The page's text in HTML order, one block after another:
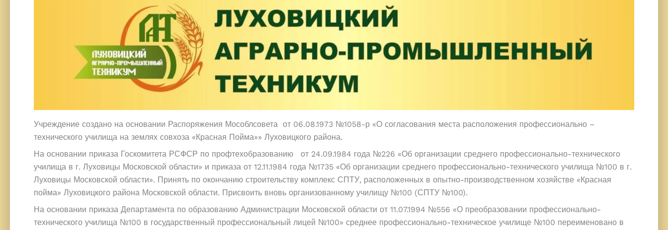
Учреждение создано на основании Распоряжения Мособлсовета от 06.08.1973 №1058-р «О согласования места расположения профессионально –
технического училища на землях совхоза «Красная Пойма»» Луховицкого района.
На основании приказа Госкомитета РСФСР по профтехобразованию от 24.09.1984 года №226 «Об организации среднего профессионально-технического
училища в г. Луховицы Московской области» и приказа от 12.11.1984 года №1735 «Об организации среднего профессионально-технического училища №100 в г.
Луховицы Московской области». Принять по окончанию строительству комплекс СПТУ, расположенных в опытно-производственном хозяйстве «Красная
пойма» Луховицкого района Московской области. Присвоить вновь организованному училищу №100 (СПТУ №100).
На основании приказа Департамента по образованию Администрации Московской области от 11.07.1994 №556 «О преобразовании профессионально-
технического училища №100 в государственный профессиональный лицей №100» среднее профессионально-техническое училище №100 переименовано в